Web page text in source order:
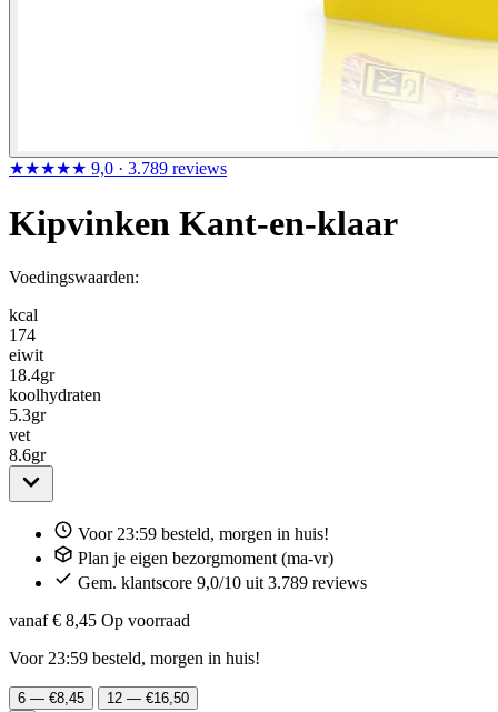
★★★★★ 9,0 · 3.789 reviews
Kipvinken Kant-en-klaar
Voedingswaarden:
kcal
174
eiwit
18.4gr
koolhydraten
5.3gr
vet
8.6gr
Voor 23:59 besteld, morgen in huis!
Plan je eigen bezorgmoment (ma-vr)
Gem. klantscore 9,0/10 uit 3.789 reviews
vanaf € 8,45 Op voorraad
Voor 23:59 besteld, morgen in huis!
6 — €8,45
12 — €16,50